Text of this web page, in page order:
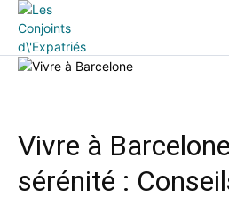
Vivre à
sérénité :